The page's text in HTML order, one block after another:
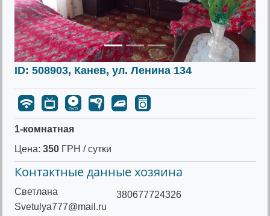
ID: 508903, Канев, ул. Ленина 134
1-комнатная
Цена: 350 ГРН / сутки
Контактные данные хозяина
Светлана
Svetulya777@mail.ru
380677724326